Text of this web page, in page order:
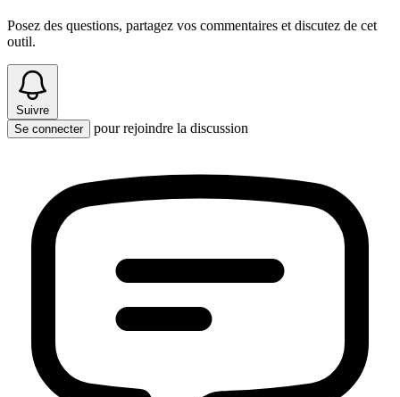
Posez des questions, partagez vos commentaires et discutez de cet
outil.
Suivre
Se connecter
pour rejoindre la discussion